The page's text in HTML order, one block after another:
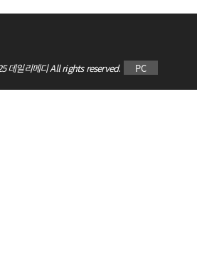
데일리메디 All rights reserved. PC